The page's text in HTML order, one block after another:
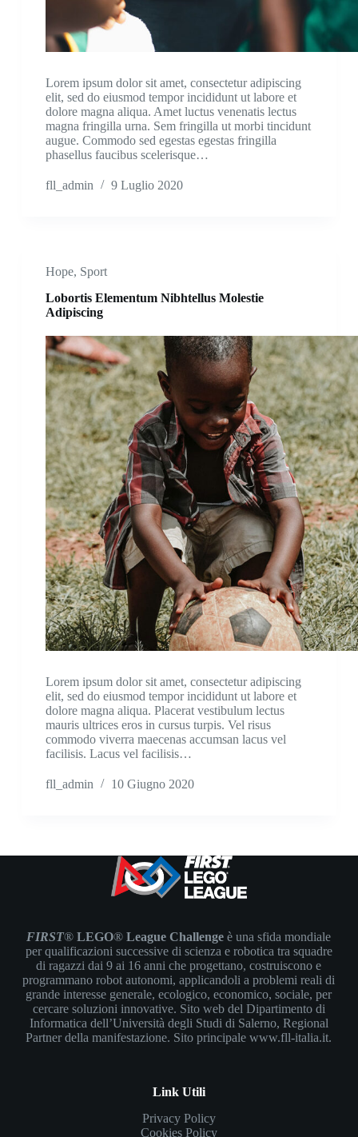
Lorem ipsum dolor sit amet, consectetur adipiscing
elit, sed do eiusmod tempor incididunt ut labore et
dolore magna aliqua. Amet luctus venenatis lectus
magna fringilla urna. Sem fringilla ut morbi tincidunt
augue. Commodo sed egestas egestas fringilla
phasellus faucibus scelerisque…
fll_admin 9 Luglio 2020
Hope, Sport
Lobortis Elementum Nibhtellus Molestie
Adipiscing
Lorem ipsum dolor sit amet, consectetur adipiscing
elit, sed do eiusmod tempor incididunt ut labore et
dolore magna aliqua. Placerat vestibulum lectus
mauris ultrices eros in cursus turpis. Vel risus
commodo viverra maecenas accumsan lacus vel
facilisis. Lacus vel facilisis…
fll_admin 10 Giugno 2020
FIRST®LEGO®League Challenge è una sfida mondiale
per qualificazioni successive di scienza e robotica tra squadre
di ragazzi dai 9 ai 16 anni che progettano, costruiscono e
programmano robot autonomi, applicandoli a problemi reali di
grande interesse generale, ecologico, economico, sociale, per
cercare soluzioni innovative. Sito web del Dipartimento di
Informatica dell’Università degli Studi di Salerno, Regional
Partner della manifestazione. Sito principalewww.fll-italia.it.
Link Utili
Privacy Policy
Cookies Policy